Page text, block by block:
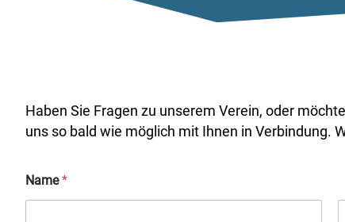
Haben Sie Fragen zu unserem Verein, oder
uns so bald wie möglich mit Ihnen in Verbindung.
Name*